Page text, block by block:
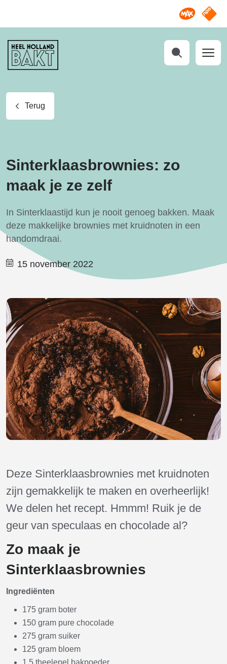
Omroep
NPO
Heel
Holland
Bakt
Terug
Sinterklaasbrownies: zo
maak je ze zelf
In Sinterklaastijd kun je nooit genoeg bakken. Maak
deze makkelijke brownies met kruidnoten in een
handomdraai.
15 november 2022
Deze Sinterklaasbrownies met kruidnoten
zijn gemakkelijk te maken en overheerlijk!
We delen het recept. Hmmm! Ruik je de
geur van speculaas en chocolade al?
Zo maak je
Sinterklaasbrownies
Ingrediënten
175 gram boter
150 gram pure chocolade
275 gram suiker
125 gram bloem
1.5 theelepel bakpoeder